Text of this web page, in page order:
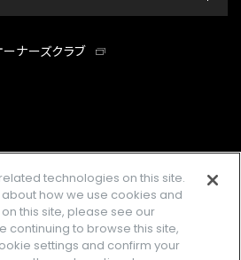
ナーズクラブ
facebookinstagramtwitter
報 ご利用規約
technologies on this site.
how we use cookies and
this site, please see our
continuing to browse this site,
settings and confirm your